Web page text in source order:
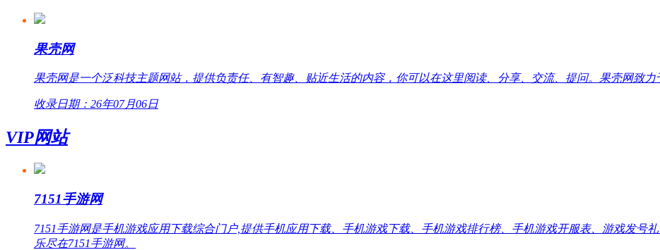
果壳网
果壳网是一个泛科技主题网站，提供负责任、有智趣、贴近生活的内容，你可以在这里阅读、分享、交流、提问。果壳网致
收录日期：26年07月06日
VIP网站
7151手游网
7151手游网是手机游戏应用下载综合门户,提供手机应用下载、手机游戏下载、手机游戏排行榜、手机游戏开服表、游戏发号
乐尽在7151手游网。